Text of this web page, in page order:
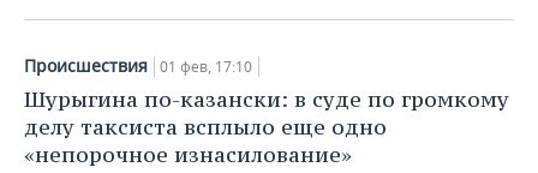
ФИГУРНОЕ КАТАНИЕ
ВОДНЫЕ ВИДЫ СПОРТА
МЕДИЦИНА
ОБРАЗОВАНИЕ
Происшествия 01 фев, 17:10
Шурыгина по-казански: в суде по громкому
делу таксиста всплыло еще одно
«непорочное изнасилование»